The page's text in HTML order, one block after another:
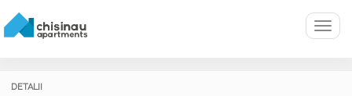
Menu
DETALII